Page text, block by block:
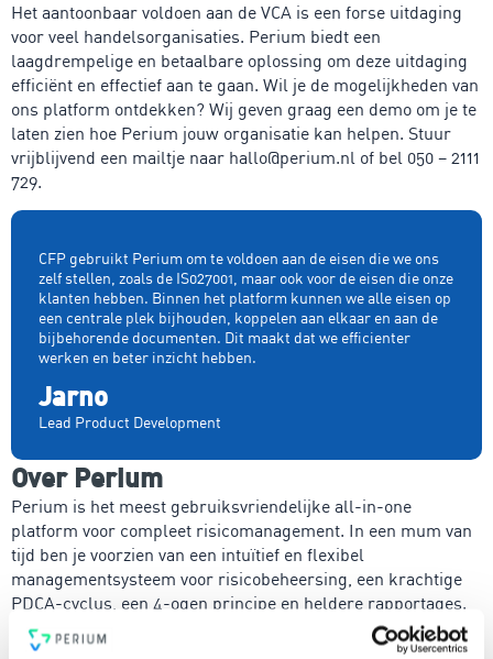
Het aantoonbaar voldoen aan de VCA is een forse uitdaging
voor veel handelsorganisaties. Perium biedt een
laagdrempelige en betaalbare oplossing om deze uitdaging
efficiënt en effectief aan te gaan. Wil je de mogelijkheden van
ons platform ontdekken? Wij geven graag een demo om je te
laten zien hoe Perium jouw organisatie kan helpen. Stuur
vrijblijvend een mailtje naar hallo@perium.nl of bel 050 – 2111
729.
CFP gebruikt Perium om te voldoen aan de eisen die we ons
zelf stellen, zoals de IS027001, maar ook voor de eisen die onze
klanten hebben. Binnen het platform kunnen we alle eisen op
een centrale plek bijhouden, koppelen aan elkaar en aan de
bijbehorende documenten. Dit maakt dat we efficienter
werken en beter inzicht hebben.
Jarno
Lead Product Development
Over Perium
Perium is het meest gebruiksvriendelijke all-in-one
platform voor compleet risicomanagement. In een mum van
tijd ben je voorzien van een intuïtief en flexibel
managementsysteem voor risicobeheersing, een krachtige
PDCA-cyclus, een 4-ogen principe en heldere rapportages.
Voldoe vanaf nu aan de voor jou relevante standaarden voor
onder andere security, privacy, duurzaamheid, milieu,